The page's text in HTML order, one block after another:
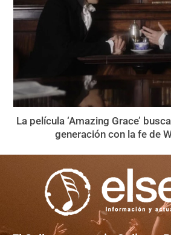
La película ‘Amazing Grace’
generación con la fe de